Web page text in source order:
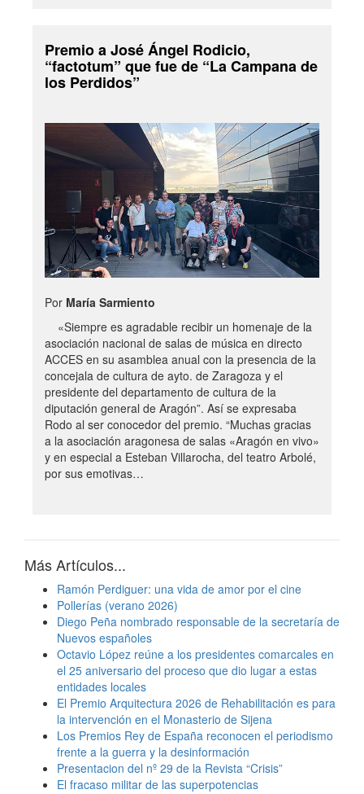
Premio a José Ángel Rodicio,
“factotum” que fue de “La Campana de
los Perdidos”
Por María Sarmiento
«Siempre es agradable recibir un homenaje de la
asociación nacional de salas de música en directo
ACCES en su asamblea anual con la presencia de la
concejala de cultura de ayto. de Zaragoza y el
presidente del departamento de cultura de la
diputación general de Aragón”. Así se expresaba
Rodo al ser conocedor del premio. “Muchas gracias
a la asociación aragonesa de salas «Aragón en vivo»
y en especial a Esteban Villarocha, del teatro Arbolé,
por sus emotivas…
Más Artículos...
Ramón Perdiguer: una vida de amor por el cine
Pollerías (verano 2026)
Diego Peña nombrado responsable de la secretaría de
Nuevos españoles
Octavio López reúne a los presidentes comarcales en
el 25 aniversario del proceso que dio lugar a estas
entidades locales
El Premio Arquitectura 2026 de Rehabilitación es para
la intervención en el Monasterio de Sijena
Los Premios Rey de España reconocen el periodismo
frente a la guerra y la desinformación
Presentacion del nº 29 de la Revista “Crisis”
El fracaso militar de las superpotencias